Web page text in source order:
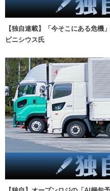
【独自連載】「今そこにある危
ビニシウス氏